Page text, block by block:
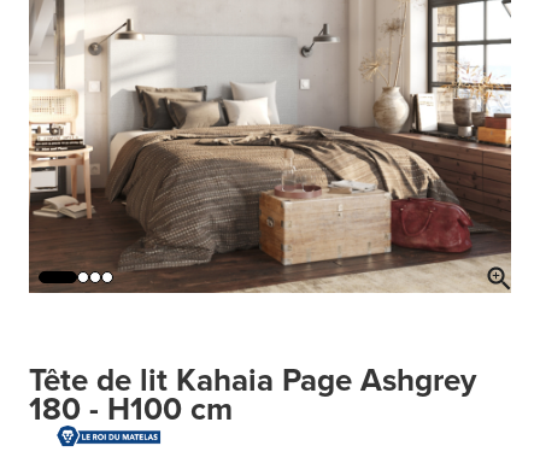
Tête de lit Kahaia Page Ashgrey
180 - H100 cm